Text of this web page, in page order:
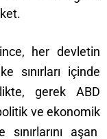
her devletin
sınırları içinde
gerek ABD
ve ekonomik
aşan